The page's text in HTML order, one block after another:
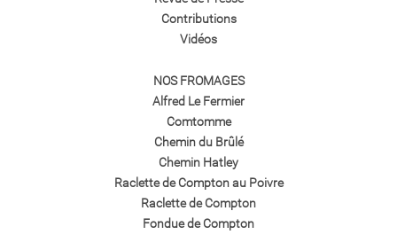
Contributions
Vidéos
NOS FROMAGES
Alfred Le Fermier
Comtomme
Chemin du Brûlé
Chemin Hatley
Raclette de Compton au Poivre
Raclette de Compton
Fondue de Compton